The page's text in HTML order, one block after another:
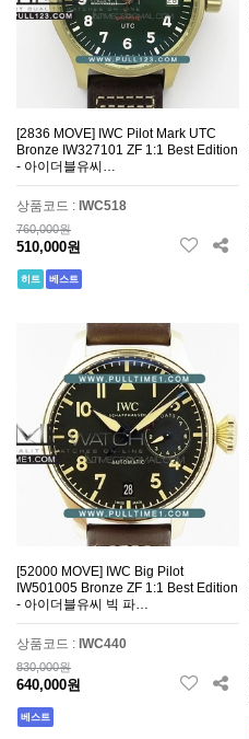
[2836 MOVE] IWC Pilot Mark UTC
Bronze IW327101 ZF 1:1 Best Edition
- 아이더블유씨…
상품코드 : IWC518
760,000원
510,000원
히트 베스트
[52000 MOVE] IWC Big Pilot
IW501005 Bronze ZF 1:1 Best Edition
- 아이더블유씨 빅 파…
상품코드 : IWC440
830,000원
640,000원
베스트